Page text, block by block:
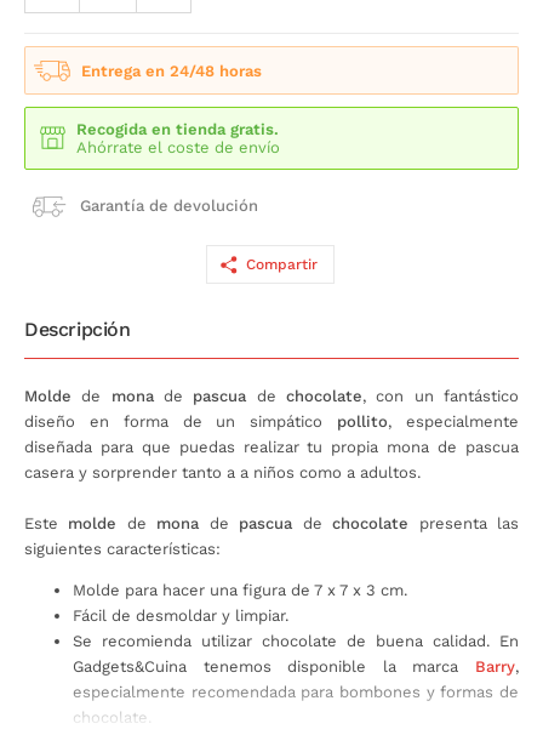
Entrega en 24/48 horas
Recogida en tienda gratis.
Ahórrate el coste de envío
Garantía de devolución
Compartir
Descripción
Molde de monade pascua dechocolate, con un fantástico
diseño en forma de un simpático pollito, especialmente
diseñada para que puedas realizar tu propia mona de pascua
casera y sorprender tanto a a niños como a adultos.
Este molde de mona de pascua dechocolate presenta las
siguientes características:
Molde para hacer una figura de 7 x 7 x 3 cm.
Fácil de desmoldar y limpiar.
Se recomienda utilizar chocolate de buena calidad. En
Gadgets&Cuina tenemos disponible la marca Barry,
especialmente recomendada para bombones y formas de
chocolate.